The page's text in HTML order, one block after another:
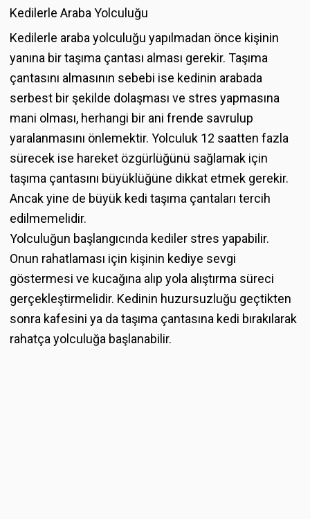
Kedilerle Araba Yolculuğu
Kedilerle araba yolculuğu yapılmadan önce kişinin
yanına bir taşıma çantası alması gerekir. Taşıma
çantasını almasının sebebi ise kedinin arabada
serbest bir şekilde dolaşması ve stres yapmasına
mani olması, herhangi bir ani frende savrulup
yaralanmasını önlemektir. Yolculuk 12 saatten fazla
sürecek ise hareket özgürlüğünü sağlamak için
taşıma çantasını büyüklüğüne dikkat etmek gerekir.
Ancak yine de büyük kedi taşıma çantaları tercih
edilmemelidir.
Yolculuğun başlangıcında kediler stres yapabilir.
Onun rahatlaması için kişinin kediye sevgi
göstermesi ve kucağına alıp yola alıştırma süreci
gerçekleştirmelidir. Kedinin huzursuzluğu geçtikten
sonra kafesini ya da taşıma çantasına kedi bırakılarak
rahatça yolculuğa başlanabilir.